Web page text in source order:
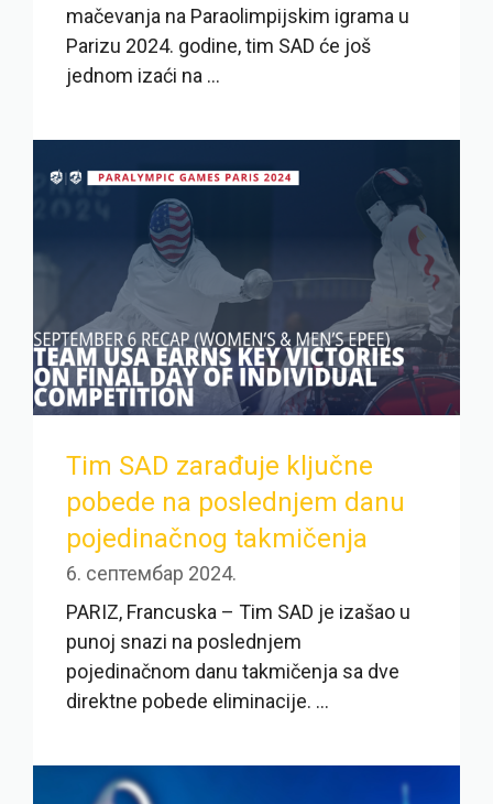
mačevanja na Paraolimpijskim igrama u
Parizu 2024. godine, tim SAD će još
jednom izaći na ...
Tim SAD zarađuje ključne
pobede na poslednjem danu
pojedinačnog takmičenja
6. септембар 2024.
PARIZ, Francuska – Tim SAD je izašao u
punoj snazi na poslednjem
pojedinačnom danu takmičenja sa dve
direktne pobede eliminacije. ...